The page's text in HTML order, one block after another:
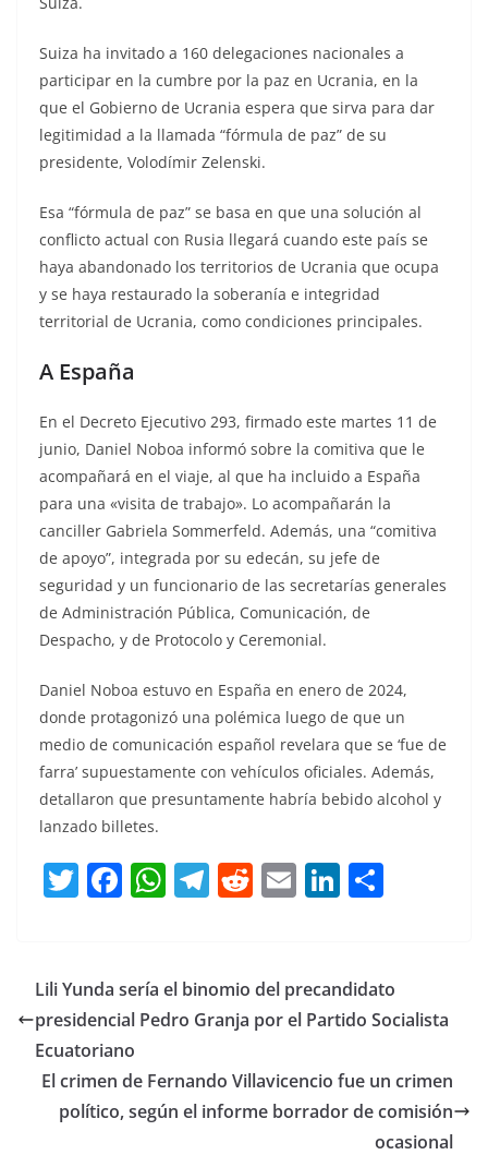
Suiza ha invitado a 160 delegaciones nacionales a
participar en la cumbre por la paz en Ucrania, en la
que el Gobierno de Ucrania espera que sirva para dar
legitimidad a la llamada “fórmula de paz” de su
presidente, Volodímir Zelenski.
Esa “fórmula de paz” se basa en que una solución al
conflicto actual con Rusia llegará cuando este país se
haya abandonado los territorios de Ucrania que ocupa
y se haya restaurado la soberanía e integridad
territorial de Ucrania, como condiciones principales.
A España
En el Decreto Ejecutivo 293, firmado este martes 11 de
junio, Daniel Noboa informó sobre la comitiva que le
acompañará en el viaje, al que ha incluido a España
para una «visita de trabajo». Lo acompañarán la
canciller Gabriela Sommerfeld. Además, una “comitiva
de apoyo”, integrada por su edecán, su jefe de
seguridad y un funcionario de las secretarías generales
de Administración Pública, Comunicación, de
Despacho, y de Protocolo y Ceremonial.
Daniel Noboa estuvo en España en enero de 2024,
donde protagonizó una polémica luego de que un
medio de comunicación español revelara que se ‘fue de
farra’ supuestamente con vehículos oficiales. Además,
detallaron que presuntamente habría bebido alcohol y
lanzado billetes.
T
w
er
F
a
e
b
o
o
k
W
h
s
A
p
T
el
gr
a
R
e
di
t
E
m
l
Li
n
e
dI
p
ar
Lili Yunda sería el binomio del precandidato
presidencial Pedro Granja por el Partido Socialista
Ecuatoriano
El crimen de Fernando Villavicencio fue un crimen
político, según el informe borrador de comisión
ocasional